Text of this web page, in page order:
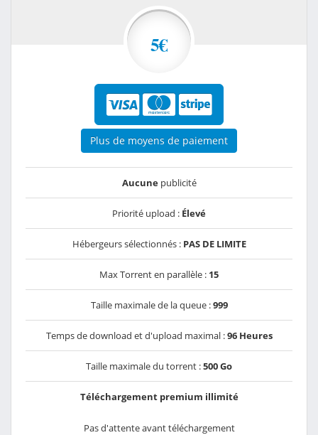
5€
Plus de moyens de paiement
Aucunepublicité
Priorité upload : Élevé
Hébergeurs sélectionnés : PAS DE LIMITE
Max Torrent en parallèle : 15
Taille maximale de la queue :999
Temps de download et d'upload maximal :96 Heures
Taille maximale du torrent :500 Go
Téléchargement premium illimité
Pas d'attente avant téléchargement